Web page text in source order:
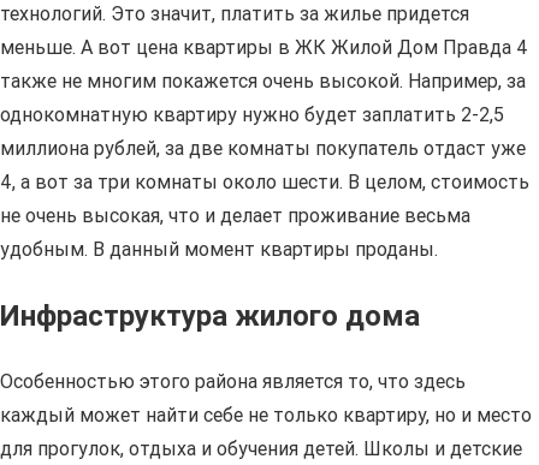
технологий. Это значит, платить за жилье придется
меньше. А вот цена квартиры в ЖК Жилой Дом Правда 4
также не многим покажется очень высокой. Например, за
однокомнатную квартиру нужно будет заплатить 2-2,5
миллиона рублей, за две комнаты покупатель отдаст уже
4, а вот за три комнаты около шести. В целом, стоимость
не очень высокая, что и делает проживание весьма
удобным. В данный момент квартиры проданы.
Инфраструктура жилого дома
Особенностью этого района является то, что здесь
каждый может найти себе не только квартиру, но и место
для прогулок, отдыха и обучения детей. Школы и детские